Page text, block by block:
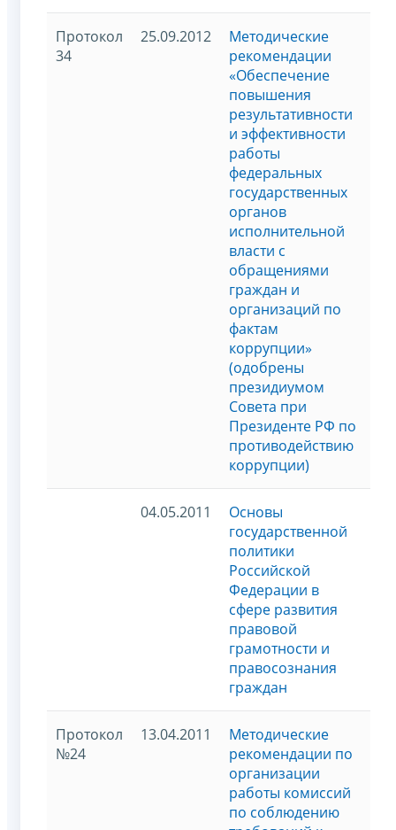
Протокол
34
25.09.2012
Методические
рекомендации
«Обеспечение
повышения
результативности
и эффективности
работы
федеральных
государственных
органов
исполнительной
власти с
обращениями
граждан и
организаций по
фактам
коррупции»
(одобрены
президиумом
Совета при
Президенте РФ по
противодействию
коррупции)
04.05.2011
Основы
государственной
политики
Российской
Федерации в
сфере развития
правовой
грамотности и
правосознания
граждан
Протокол
№24
13.04.2011
Методические
рекомендации по
организации
работы комиссий
по соблюдению